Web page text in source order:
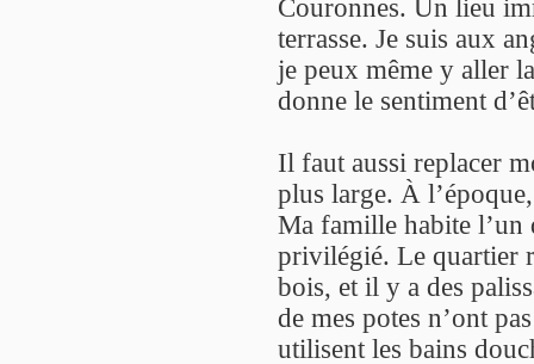
Couronnes. Un lieu
terrasse. Je suis aux
je peux même y aller
donne le sentiment
Il faut aussi replacer
plus large. À
Ma famille habite l’un
privilégié. Le quartier
bois, et il y a des
de mes potes n’ont
utilisent les bains